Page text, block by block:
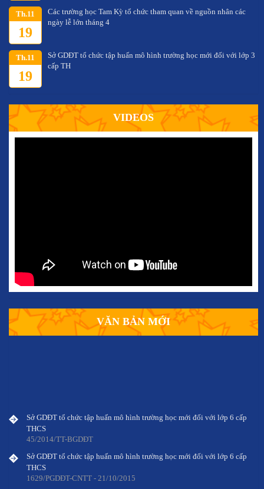
Th.11
19
Các trường học Tam Kỳ tổ chức tham quan về nguồn nhân các
ngày lễ lớn tháng 4
Th.11
19
Sở GDĐT tổ chức tập huấn mô hình trường học mới đối với lớp 3
cấp TH
VIDEOS
VĂN BẢN MỚI
THCS
45/2014/TT-BGDĐT
Sở GDĐT tổ chức tập huấn mô hình trường học mới đối với lớp 6 cấp
THCS
1629/PGDĐT-CNTT - 21/10/2015
Ban hành Chương trình tiếng Thái cấp tiểu học